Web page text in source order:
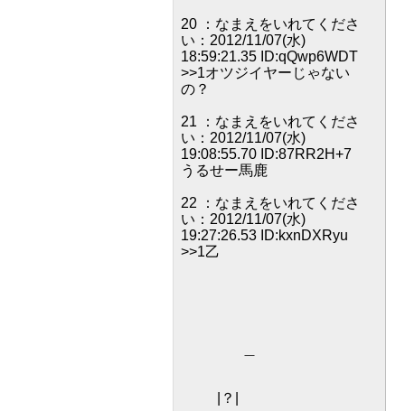
20 ：なまえをいれてくださ
い：2012/11/07(水)
18:59:21.35 ID:qQwp6WDT
>>1オツジイヤーじゃない
の？
21 ：なまえをいれてくださ
い：2012/11/07(水)
19:08:55.70 ID:87RR2H+7
うるせー馬鹿
22 ：なまえをいれてくださ
い：2012/11/07(水)
19:27:26.53 ID:kxnDXRyu
>>1乙
|？|